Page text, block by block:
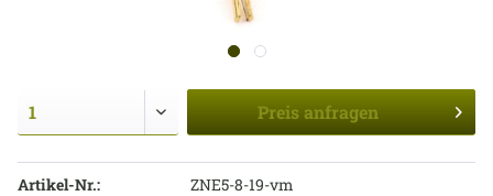
Preis anfragen
Artikel-Nr.: ZNE5-8-19-vm